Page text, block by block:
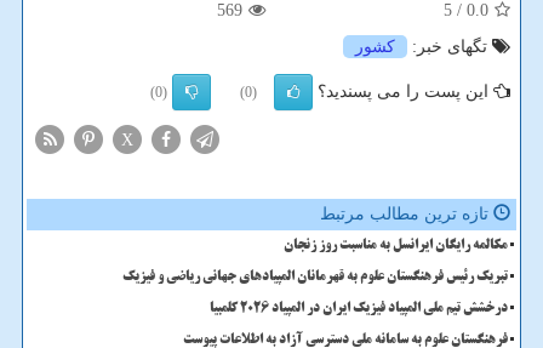
0.0
/ 5
569
تگهای خبر:
كشور
این پست را می پسندید؟ (0)
(0)
X
تازه ترین مطالب مرتبط
مکالمه رایگان ایرانسل به مناسبت روز زنجان
تبریک رئیس فرهنگستان علوم به قهرمانان المپیادهای جهانی ریاضی و فیزیک
درخشش تیم ملی المپیاد فیزیک ایران در المپیاد 2026 کلمبیا
فرهنگستان علوم به سامانه ملی دسترسی آزاد به اطلاعات پیوست